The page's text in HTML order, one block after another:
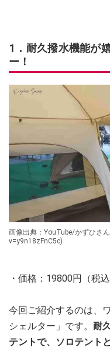
1．耐久撥水機能が
ー！
画像出典：YouTube/かずひさ
v=y9n18zFnC5c)
・価格：19800円（税込
今回ご紹介するのは、
シェルター」です。 耐
テントで、ソロテント